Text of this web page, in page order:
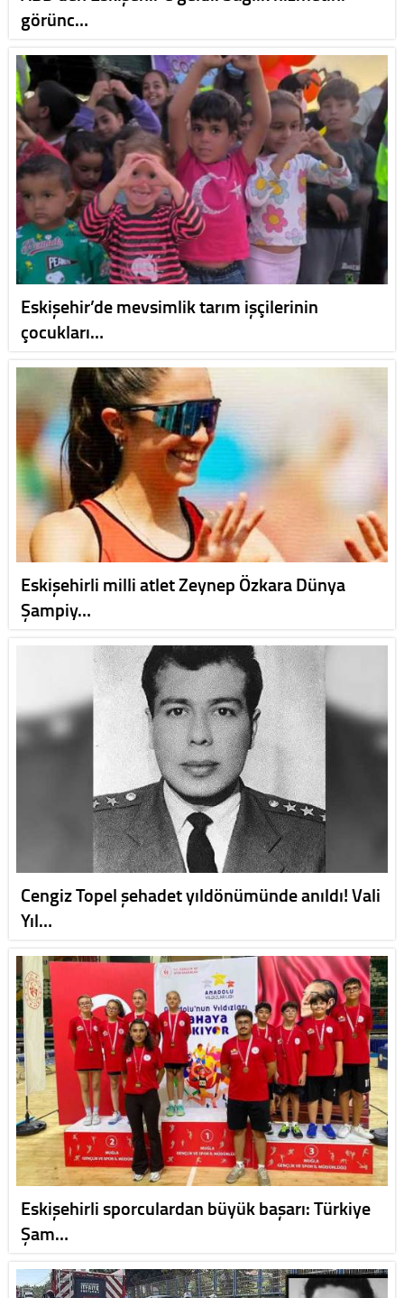
görünc…
Eskişehir’de mevsimlik tarım işçilerinin
çocukları…
Eskişehirli milli atlet Zeynep Özkara Dünya
Şampiy…
Cengiz Topel şehadet yıldönümünde anıldı! Vali
Yıl…
Eskişehirli sporculardan büyük başarı: Türkiye
Şam…